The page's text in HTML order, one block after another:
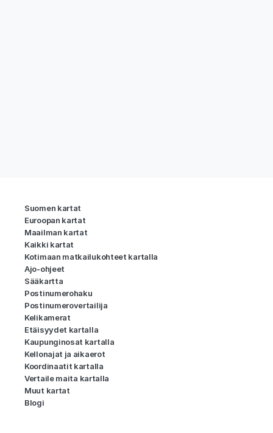
Suomen kartat
Euroopan kartat
Maailman kartat
Kaikki kartat
Kotimaan matkailukohteet kartalla
Ajo-ohjeet
Sääkartta
Postinumerohaku
Postinumerovertailija
Kelikamerat
Etäisyydet kartalla
Kaupunginosat kartalla
Kellonajat ja aikaerot
Koordinaatit kartalla
Vertaile maita kartalla
Muut kartat
Blogi